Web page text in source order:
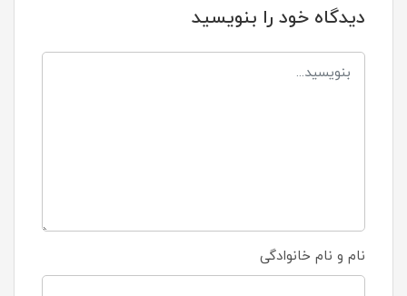
دیدگاه خود را بنویسید
نام و نام خانوادگی